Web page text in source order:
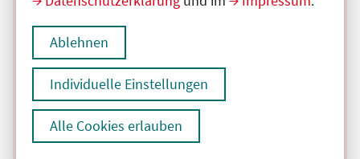
Ablehnen
Individuelle Einstellungen
Alle Cookies erlauben
Ende und Anfangszeit:
,17:30 Uhr
Veranstaltungstitel:
Supervisionsgruppe (Behandlung)
Veranstaltungsort:
Institut für analytische Kinder- und
Jugendlichenpsychotherapie (IAIJP) Esther Bick,
Dönhoffstr., 12347 Berlin
Hybrid
Kategorie:C
Fortbildungspunkte:3